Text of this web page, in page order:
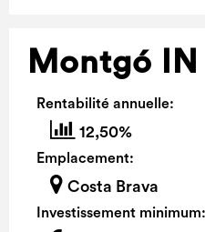
Montgó IN
Rentabilité annuelle:
12,50%
Emplacement:
Costa Brava
Investissement minimum: